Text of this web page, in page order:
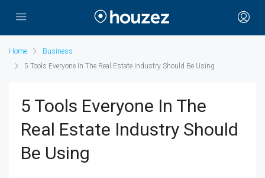
Home
Business
5 Tools Everyone In The Real Estate Industry Should Be Using
5 Tools Everyone In The
Real Estate Industry Should
Be Using